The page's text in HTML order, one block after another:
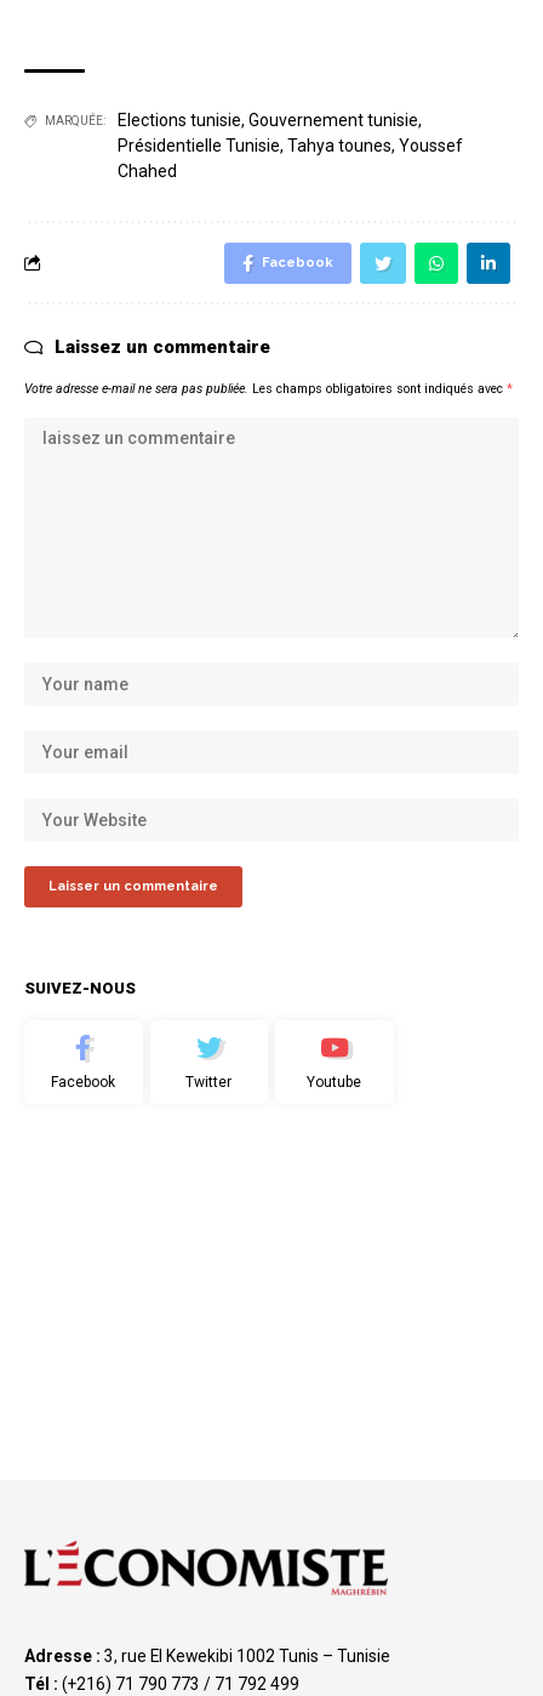
MARQUÉE: Elections tunisie, Gouvernement tunisie,
Présidentielle Tunisie, Tahya tounes, Youssef
Chahed
Facebook
Laissez un commentaire
Votre adresse e-mail ne sera pas publiée. Les champs obligatoires sont indiqués avec *
SUIVEZ-NOUS
Facebook Twitter Youtube
Adresse : 3, rue El Kewekibi 1002 Tunis – Tunisie
Tél : (+216) 71 790 773 / 71 792 499